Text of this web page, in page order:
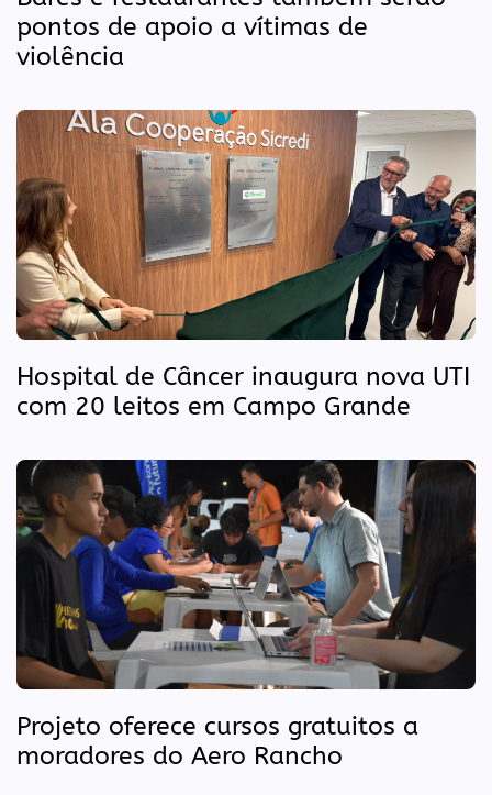
pontos de apoio a vítimas de
violência
Hospital de Câncer inaugura nova UTI
com 20 leitos em Campo Grande
Projeto oferece cursos gratuitos a
moradores do Aero Rancho